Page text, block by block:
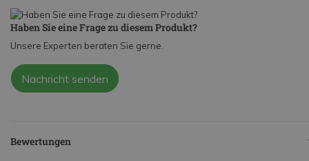
Haben Sie eine Frage zu diesem Produkt?
Unsere Experten beraten Sie gerne.
Nachricht senden
Bewertungen